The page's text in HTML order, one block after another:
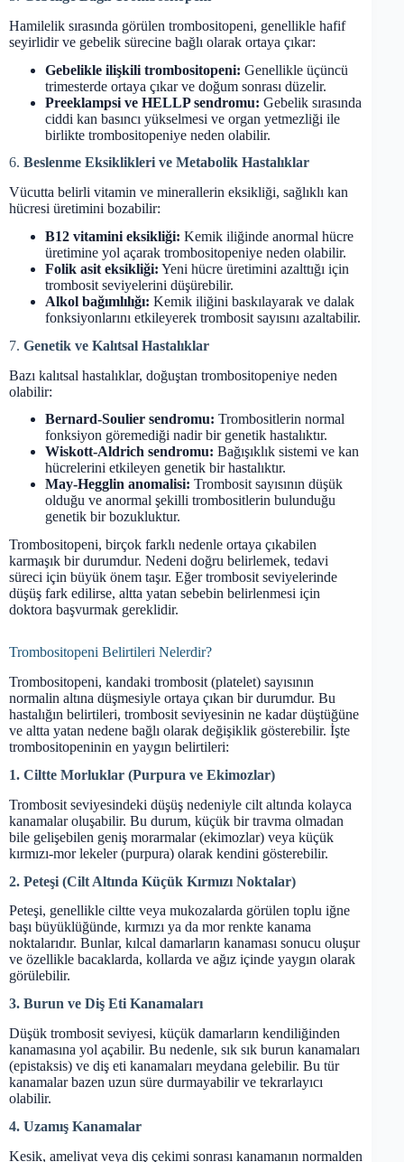
Hamilelik sırasında görülen trombositopeni, genellikle hafif
seyirlidir ve gebelik sürecine bağlı olarak ortaya çıkar:
Gebelikle ilişkili trombositopeni: Genellikle üçüncü
trimesterde ortaya çıkar ve doğum sonrası düzelir.
Preeklampsi ve HELLP sendromu: Gebelik sırasında
ciddi kan basıncı yükselmesi ve organ yetmezliği ile
birlikte trombositopeniye neden olabilir.
6. Beslenme Eksiklikleri ve Metabolik Hastalıklar
Vücutta belirli vitamin ve minerallerin eksikliği, sağlıklı kan
hücresi üretimini bozabilir:
B12 vitamini eksikliği: Kemik iliğinde anormal hücre
üretimine yol açarak trombositopeniye neden olabilir.
Folik asit eksikliği: Yeni hücre üretimini azalttığı için
trombosit seviyelerini düşürebilir.
Alkol bağımlılığı: Kemik iliğini baskılayarak ve dalak
fonksiyonlarını etkileyerek trombosit sayısını azaltabilir.
7. Genetik ve Kalıtsal Hastalıklar
Bazı kalıtsal hastalıklar, doğuştan trombositopeniye neden
olabilir:
Bernard-Soulier sendromu: Trombositlerin normal
fonksiyon göremediği nadir bir genetik hastalıktır.
Wiskott-Aldrich sendromu: Bağışıklık sistemi ve kan
hücrelerini etkileyen genetik bir hastalıktır.
May-Hegglin anomalisi: Trombosit sayısının düşük
olduğu ve anormal şekilli trombositlerin bulunduğu
genetik bir bozukluktur.
Trombositopeni, birçok farklı nedenle ortaya çıkabilen
karmaşık bir durumdur. Nedeni doğru belirlemek, tedavi
süreci için büyük önem taşır. Eğer trombosit seviyelerinde
düşüş fark edilirse, altta yatan sebebin belirlenmesi için
doktora başvurmak gereklidir.
Trombositopeni Belirtileri Nelerdir?
Trombositopeni, kandaki trombosit (platelet) sayısının
normalin altına düşmesiyle ortaya çıkan bir durumdur. Bu
hastalığın belirtileri, trombosit seviyesinin ne kadar düştüğüne
ve altta yatan nedene bağlı olarak değişiklik gösterebilir. İşte
trombositopeninin en yaygın belirtileri:
1. Ciltte Morluklar (Purpura ve Ekimozlar)
Trombosit seviyesindeki düşüş nedeniyle cilt altında kolayca
kanamalar oluşabilir. Bu durum, küçük bir travma olmadan
bile gelişebilen geniş morarmalar (ekimozlar) veya küçük
kırmızı-mor lekeler (purpura) olarak kendini gösterebilir.
2. Peteşi (Cilt Altında Küçük Kırmızı Noktalar)
Peteşi, genellikle ciltte veya mukozalarda görülen toplu iğne
başı büyüklüğünde, kırmızı ya da mor renkte kanama
noktalarıdır. Bunlar, kılcal damarların kanaması sonucu oluşur
ve özellikle bacaklarda, kollarda ve ağız içinde yaygın olarak
görülebilir.
3. Burun ve Diş Eti Kanamaları
Düşük trombosit seviyesi, küçük damarların kendiliğinden
kanamasına yol açabilir. Bu nedenle, sık sık burun kanamaları
(epistaksis) ve diş eti kanamaları meydana gelebilir. Bu tür
kanamalar bazen uzun süre durmayabilir ve tekrarlayıcı
olabilir.
4. Uzamış Kanamalar
Kesik, ameliyat veya diş çekimi sonrası kanamanın normalden